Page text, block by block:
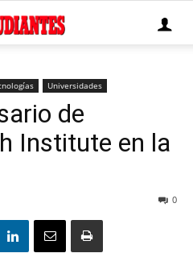
Universidades
de
Institute en la
0